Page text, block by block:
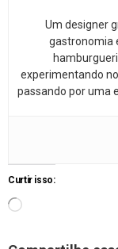
Um designer
gastronomia
experimentando
passando por uma
Curtir isso: